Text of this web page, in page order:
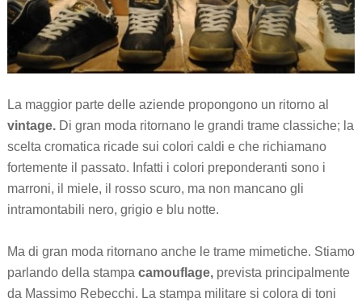
La maggior parte delle aziende propongono un ritorno al
vintage. Di gran moda ritornano le grandi trame classiche; la
scelta cromatica ricade sui colori caldi e che richiamano
fortemente il passato. Infatti i colori preponderanti sono i
marroni, il miele, il rosso scuro, ma non mancano gli
intramontabili nero, grigio e blu notte.
Ma di gran moda ritornano anche le trame mimetiche. Stiamo
parlando della stampa camouflage, prevista principalmente
da Massimo Rebecchi. La stampa militare si colora di toni